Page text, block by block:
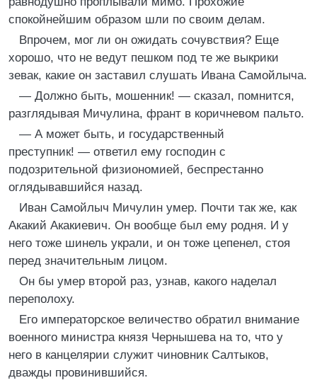
спокойнейшим образом шли по своим делам.
Впрочем, мог ли он ожидать сочувствия? Еще
хорошо, что не ведут пешком под те же выкрики
зевак, какие он заставил слушать Ивана Самойлыча.
— Должно быть, мошенник! — сказал, помнится,
разглядывая Мичулина, франт в коричневом пальто.
— А может быть, и государственный
преступник! — ответил ему господин с
подозрительной физиономией, беспрестанно
оглядывавшийся назад.
Иван Самойлыч Мичулин умер. Почти так же, как
Акакий Акакиевич. Он вообще был ему родня. И у
него тоже шинель украли, и он тоже цепенел, стоя
перед значительным лицом.
Он бы умер второй раз, узнав, какого наделал
переполоху.
Его императорское величество обратил внимание
военного министра князя Чернышева на то, что у
него в канцелярии служит чиновник Салтыков,
дважды провинившийся.